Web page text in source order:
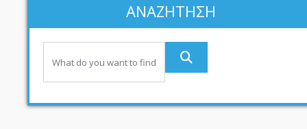
ΑΝΑΖΗΤΗΣΗ